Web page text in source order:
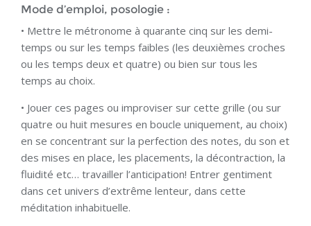
Mode d’emploi, posologie :
• Mettre le métronome à quarante cinq sur les demi-
temps ou sur les temps faibles (les deuxièmes croches
ou les temps deux et quatre) ou bien sur tous les
temps au choix.
• Jouer ces pages ou improviser sur cette grille (ou sur
quatre ou huit mesures en boucle uniquement, au choix)
en se concentrant sur la perfection des notes, du son et
des mises en place, les placements, la décontraction, la
fluidité etc… travailler l’anticipation! Entrer gentiment
dans cet univers d’extrême lenteur, dans cette
méditation inhabituelle.